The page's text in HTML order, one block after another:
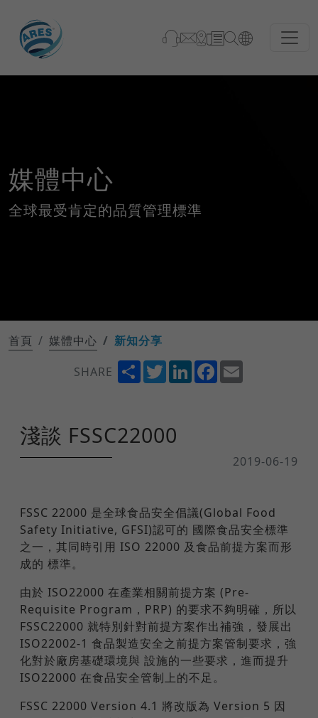
媒體中心
全球最受肯定的品質管理標準
首頁 媒體中心
新知分享
SHARE
ShareTwitterLinkedInFacebook
淺談 FSSC22000
2019-06-19
FSSC 22000 是全球食品安全倡議(Global Food
Safety Initiative, GFSI)認可的 國際食品安全標準
之一，其同時引用 ISO 22000 及食品前提方案而形
成的 標準。
由於 ISO22000 在產業相關前提方案 (Pre-
Requisite Program，PRP) 的要求不夠明確，所以
FSSC22000 就特別針對前提方案作出補強，發展出
ISO22002-1 食品製造安全之前提方案管制要求，強
化對於廠房基礎環境與 設施的一些要求，進而提升
ISO22000 在食品安全管制上的不足。
FSSC 22000 Version 4.1 將改版為 Version 5 因